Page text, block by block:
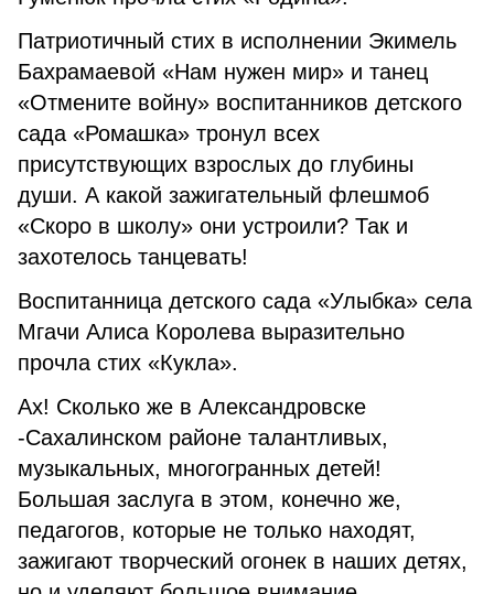
Патриотичный стих в исполнении Экимель
Бахрамаевой «Нам нужен мир» и танец
«Отмените войну» воспитанников детского
сада «Ромашка» тронул всех
присутствующих взрослых до глубины
души. А какой зажигательный флешмоб
«Скоро в школу» они устроили? Так и
захотелось танцевать!
Воспитанница детского сада «Улыбка» села
Мгачи Алиса Королева выразительно
прочла стих «Кукла».
Ах! Сколько же в Александровске
-Сахалинском районе талантливых,
музыкальных, многогранных детей!
Большая заслуга в этом, конечно же,
педагогов, которые не только находят,
зажигают творческий огонек в наших детях,